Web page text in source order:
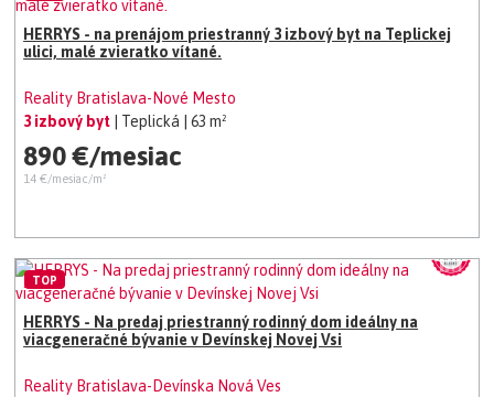
HERRYS - na prenájom priestranný 3 izbový byt na Teplickej
ulici, malé zvieratko vítané.
Reality Bratislava-Nové Mesto
3 izbový byt
| Teplická | 63 m²
890 €/mesiac
14 €/mesiac/m²
HERRYS - Na predaj priestranný rodinný dom ideálny na
viacgeneračné bývanie v Devínskej Novej Vsi
Reality Bratislava-Devínska Nová Ves
TOP